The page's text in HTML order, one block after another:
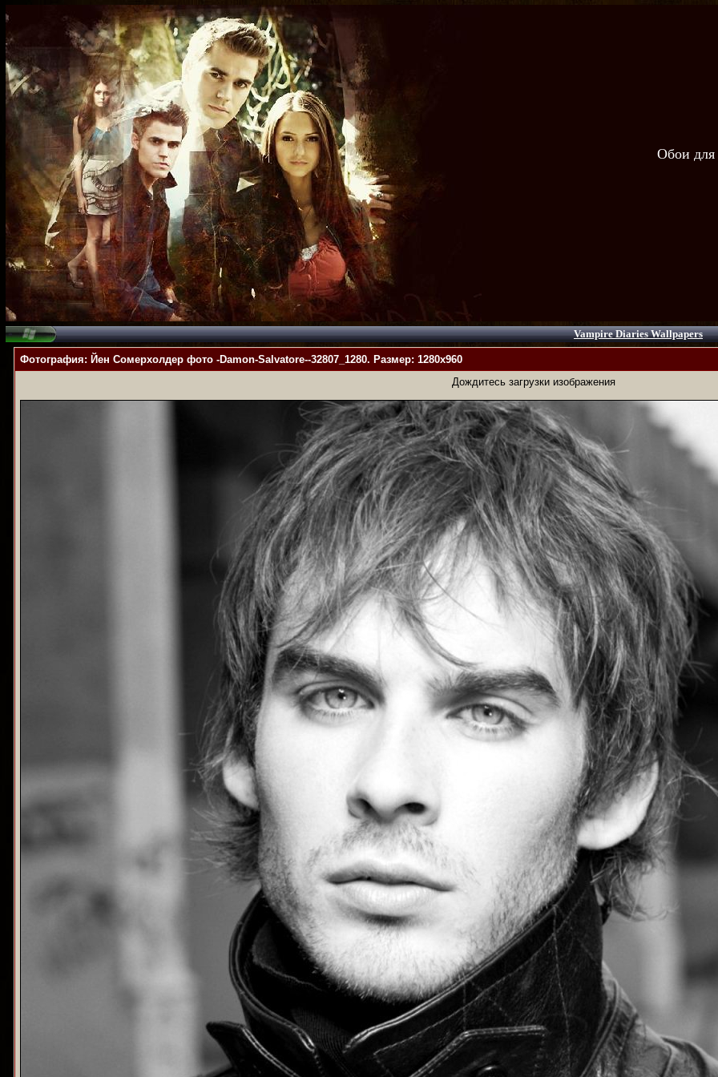
Обои для
Vampire Diaries Wallpapers
Фотография: Йен Сомерхолдер фото -Damon-Salvatore--32807_1280. Размер: 1280x960
Дождитесь загрузки изображения